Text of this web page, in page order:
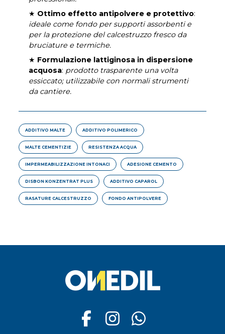
★ Ottimo effetto antipolvere e protettivo:
ideale come fondo per supporti assorbenti e
per la protezione del calcestruzzo fresco da
bruciature e termiche.
★ Formulazione lattiginosa in dispersione
acquosa: prodotto trasparente una volta
essiccato; utilizzabile con normali strumenti
da cantiere.
ADDITIVO MALTE ADDITIVO POLIMERICO
MALTE CEMENTIZIE RESISTENZA ACQUA
IMPERMEABILIZZAZIONE INTONACI ADESIONE CEMENTO
DISBON KONZENTRAT PLUS ADDITIVO CAPAROL
RASATURE CALCESTRUZZO FONDO ANTIPOLVERE